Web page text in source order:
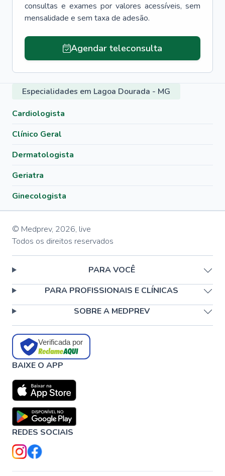
consultas e exames por valores acessíveis, sem
mensalidade e sem taxa de adesão.
Agendar teleconsulta
Especialidades em Lagoa Dourada - MG
Cardiologista
Clínico Geral
Dermatologista
Geriatra
Ginecologista
© Medprev, 2026, live
Todos os direitos reservados
PARA VOCÊ
PARA PROFISSIONAIS E CLÍNICAS
SOBRE A MEDPREV
Verificada por
BAIXE O APP
REDES SOCIAIS